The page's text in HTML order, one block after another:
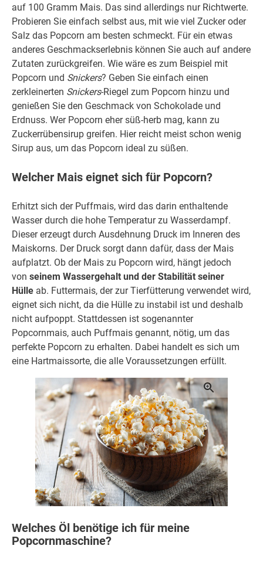
auf 100 Gramm Mais. Das sind allerdings nur Richtwerte.
Probieren Sie einfach selbst aus, mit wie viel Zucker oder
Salz das Popcorn am besten schmeckt. Für ein etwas
anderes Geschmackserlebnis können Sie auch auf andere
Zutaten zurückgreifen. Wie wäre es zum Beispiel mit
Popcorn und Snickers? Geben Sie einfach einen
zerkleinerten Snickers-Riegel zum Popcorn hinzu und
genießen Sie den Geschmack von Schokolade und
Erdnuss. Wer Popcorn eher süß-herb mag, kann zu
Zuckerrübensirup greifen. Hier reicht meist schon wenig
Sirup aus, um das Popcorn ideal zu süßen.
Welcher Mais eignet sich für Popcorn?
Erhitzt sich der Puffmais, wird das darin enthaltende
Wasser durch die hohe Temperatur zu Wasserdampf.
Dieser erzeugt durch Ausdehnung Druck im Inneren des
Maiskorns. Der Druck sorgt dann dafür, dass der Mais
aufplatzt. Ob der Mais zu Popcorn wird, hängt jedoch
von seinem Wassergehalt und der Stabilität seiner
Hülle ab. Futtermais, der zur Tierfütterung verwendet wird,
eignet sich nicht, da die Hülle zu instabil ist und deshalb
nicht aufpoppt. Stattdessen ist sogenannter
Popcornmais, auch Puffmais genannt, nötig, um das
perfekte Popcorn zu erhalten. Dabei handelt es sich um
eine Hartmaissorte, die alle Voraussetzungen erfüllt.
Welches Öl benötige ich für meine
Popcornmaschine?